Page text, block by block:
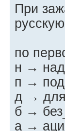
При
по
н → над_
п → под_
д →
б → без_
а →